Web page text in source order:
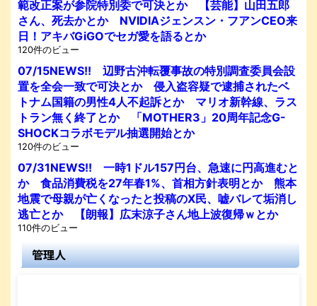
範改正案が参院特別委で可決とか 【芸能】山田五郎
さん、死去かとか NVIDIAジェンスン・フアンCEO来
日！アキバGiGOでセガ愛を語るとか
120件のビュー
07/15NEWS!! 辺野古沖転覆事故の特別調査委員会設
置を全会一致で可決とか 侵入盗容疑で逮捕されたベ
トナム国籍の男性4人不起訴とか マリオ新幹線、ラス
トラン無く終了とか 「MOTHER3」20周年記念G-
SHOCKコラボモデル抽選開始とか
120件のビュー
07/31NEWS!! 一時1ドル157円台、急速に円高進むと
か 食品消費税を27年春1%、首相方針表明とか 熊本
地震で母親が亡くなったと投稿のX民、嘘バレて垢消し
逃亡とか 【朗報】広末涼子さん地上波復帰ｗとか
110件のビュー
管理人